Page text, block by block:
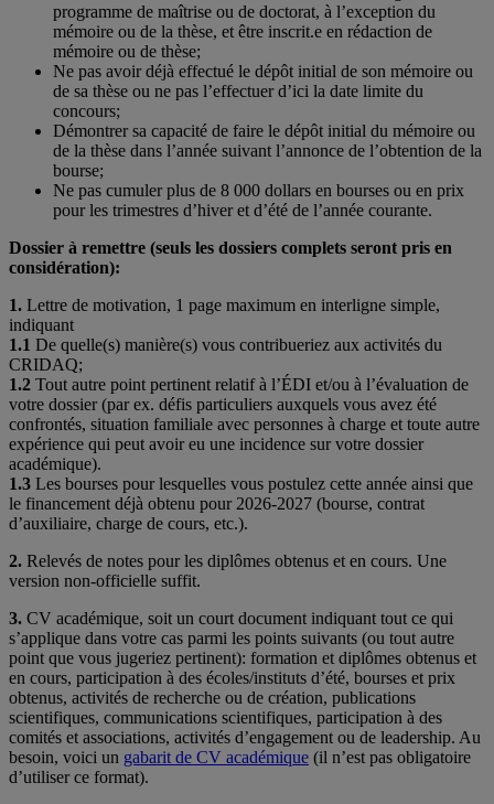
programme de maîtrise ou de doctorat, à l’exception du
mémoire ou de la thèse, et être inscrit.e en rédaction de
mémoire ou de thèse;
Ne pas avoir déjà effectué le dépôt initial de son mémoire ou
de sa thèse ou ne pas l’effectuer d’ici la date limite du
concours;
Démontrer sa capacité de faire le dépôt initial du mémoire ou
de la thèse dans l’année suivant l’annonce de l’obtention de la
bourse;
Ne pas cumuler plus de 8 000 dollars en bourses ou en prix
pour les trimestres d’hiver et d’été de l’année courante.
Dossier à remettre (seuls les dossiers complets seront pris en
considération):
1. Lettre de motivation, 1 page maximum en interligne simple,
indiquant
1.1 De quelle(s) manière(s) vous contribueriez aux activités du
CRIDAQ;
1.2 Tout autre point pertinent relatif à l’ÉDI et/ou à l’évaluation de
votre dossier (par ex. défis particuliers auxquels vous avez été
confrontés, situation familiale avec personnes à charge et toute autre
expérience qui peut avoir eu une incidence sur votre dossier
académique).
1.3 Les bourses pour lesquelles vous postulez cette année ainsi que
le financement déjà obtenu pour 2026-2027 (bourse, contrat
d’auxiliaire, charge de cours, etc.).
2. Relevés de notes pour les diplômes obtenus et en cours. Une
version non-officielle suffit.
3. CV académique, soit un court document indiquant tout ce qui
s’applique dans votre cas parmi les points suivants (ou tout autre
point que vous jugeriez pertinent): formation et diplômes obtenus et
en cours, participation à des écoles/instituts d’été, bourses et prix
obtenus, activités de recherche ou de création, publications
scientifiques, communications scientifiques, participation à des
comités et associations, activités d’engagement ou de leadership. Au
besoin, voici un gabarit de CV académique (il n’est pas obligatoire
d’utiliser ce format).